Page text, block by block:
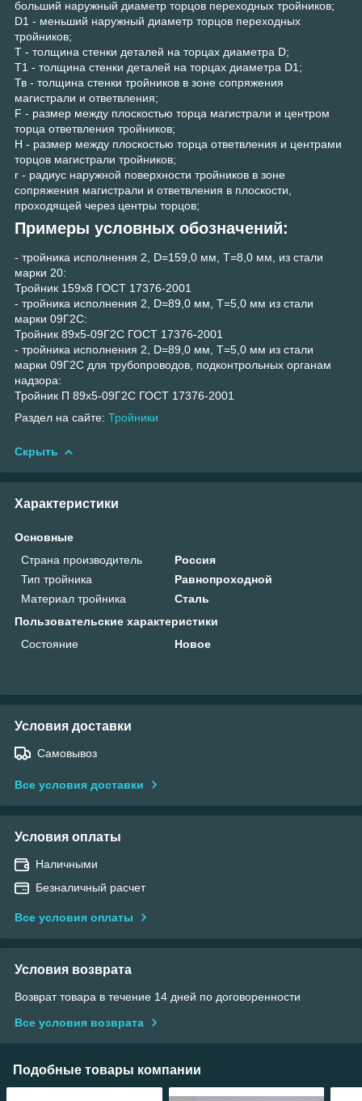
больший наружный диаметр торцов переходных тройников;
D1 - меньший наружный диаметр торцов переходных
тройников;
Т - толщина стенки деталей на торцах диаметра D;
Т1 - толщина стенки деталей на торцах диаметра D1;
Тв - толщина стенки тройников в зоне сопряжения
магистрали и ответвления;
F - размер между плоскостью торца магистрали и центром
торца ответвления тройников;
Н - размер между плоскостью торца ответвления и центрами
торцов магистрали тройников;
r - радиус наружной поверхности тройников в зоне
сопряжения магистрали и ответвления в плоскости,
проходящей через центры торцов;
Примеры условных обозначений:
- тройника исполнения 2, D=159,0 мм, Т=8,0 мм, из стали
марки 20:
Тройник 159х8 ГОСТ 17376-2001
- тройника исполнения 2, D=89,0 мм, Т=5,0 мм из стали
марки 09Г2С:
Тройник 89х5-09Г2С ГОСТ 17376-2001
- тройника исполнения 2, D=89,0 мм, Т=5,0 мм из стали
марки 09Г2С для трубопроводов, подконтрольных органам
надзора:
Тройник П 89х5-09Г2С ГОСТ 17376-2001
Раздел на сайте: Тройники
Скрыть
Характеристики
Основные
Страна производитель
Россия
Тип тройника
Равнопроходной
Материал тройника
Сталь
Пользовательские характеристики
Состояние
Новое
Условия доставки
Самовывоз
Все условия доставки
Условия оплаты
Наличными
Безналичный расчет
Все условия оплаты
Условия возврата
Возврат товара в течение 14 дней по договоренности
Все условия возврата
Подобные товары компании